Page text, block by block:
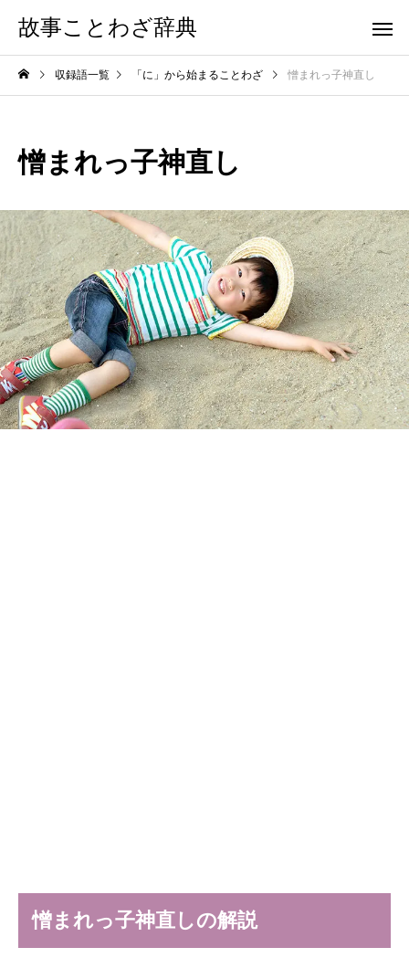
故事ことわざ辞典
収録語一覧 「に」から始まることわざ 憎まれっ子神直し
憎まれっ子神直し
憎まれっ子神直しの解説